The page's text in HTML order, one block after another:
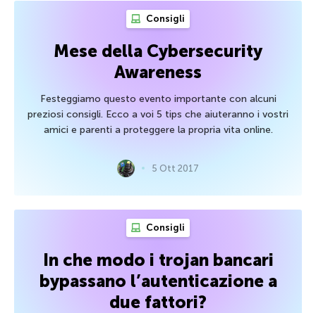
Consigli
Mese della Cybersecurity
Awareness
Festeggiamo questo evento importante con alcuni
preziosi consigli. Ecco a voi 5 tips che aiuteranno i vostri
amici e parenti a proteggere la propria vita online.
5 Ott 2017
Consigli
In che modo i trojan bancari
bypassano l’autenticazione a
due fattori?